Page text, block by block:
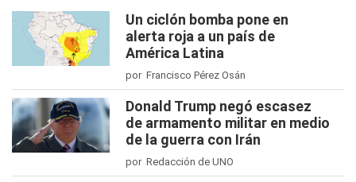
Un ciclón bomba pone en
alerta roja a un país de
América Latina
por Francisco Pérez Osán
Donald Trump negó escasez
de armamento militar en medio
de la guerra con Irán
por Redacción de UNO